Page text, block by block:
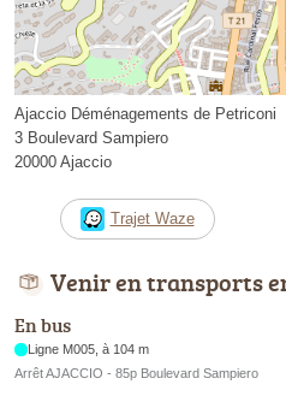
Ajaccio Déménagements de Petriconi
3 Boulevard Sampiero
20000 Ajaccio
Trajet Waze
Venir en transports
En bus
Ligne M005, à 104 m
Arrêt AJACCIO - 85p Boulevard Sampiero